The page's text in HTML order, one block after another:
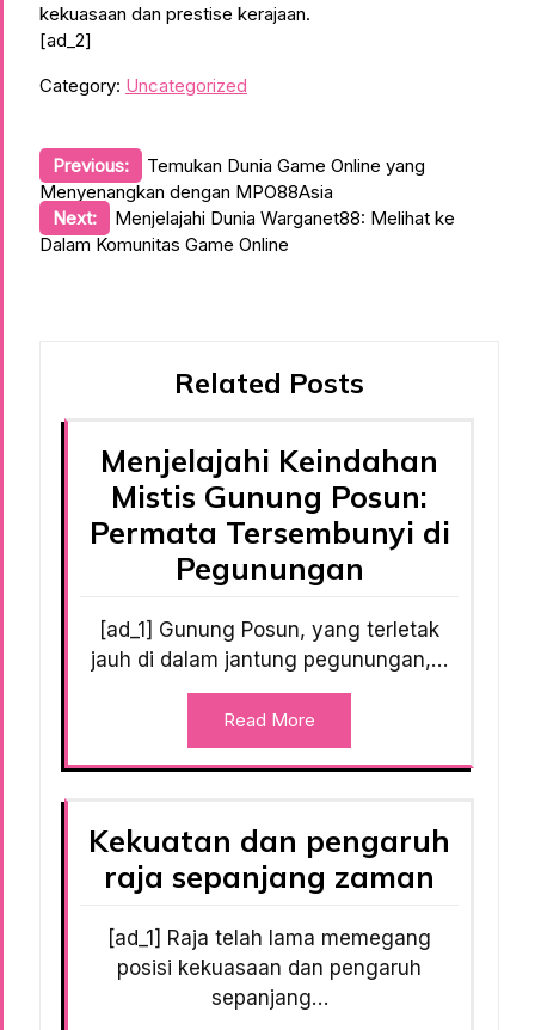
kekuasaan dan prestise kerajaan.
[ad_2]
Category: Uncategorized
Post
navigation
Previous:
Temukan Dunia Game Online yang
Menyenangkan dengan MPO88Asia
Next:
Menjelajahi Dunia Warganet88: Melihat ke
Dalam Komunitas Game Online
Related Posts
Menjelajahi Keindahan
Mistis Gunung Posun:
Permata Tersembunyi di
Pegunungan
[ad_1] Gunung Posun, yang terletak
jauh di dalam jantung pegunungan,…
Read More
Kekuatan dan pengaruh
raja sepanjang zaman
[ad_1] Raja telah lama memegang
posisi kekuasaan dan pengaruh
sepanjang…